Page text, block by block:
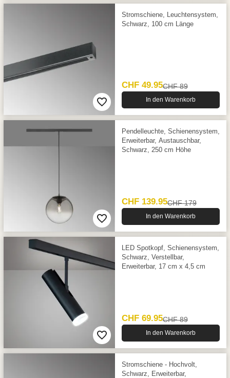
Stromschiene, Leuchtensystem,
Schwarz, 100 cm Länge
CHF 49.95CHF 89
In den Warenkorb
Pendelleuchte, Schienensystem,
Erweiterbar, Austauschbar,
Schwarz, 250 cm Höhe
CHF 139.95CHF 179
In den Warenkorb
LED Spotkopf, Schienensystem,
Schwarz, Verstellbar,
Erweiterbar, 17 cm x 4,5 cm
CHF 69.95CHF 89
In den Warenkorb
Stromschiene - Hochvolt,
Schwarz, Erweiterbar,